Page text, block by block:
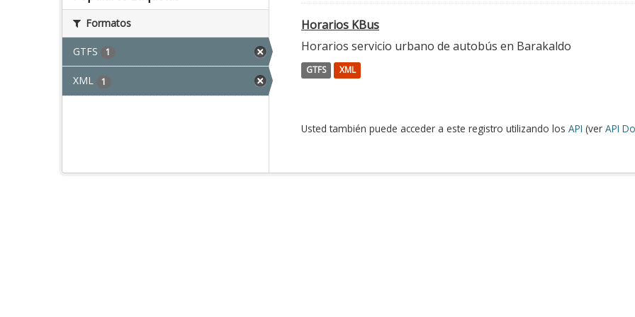
Formatos
GTFS 1
XML 1
Horarios KBus
Horarios servicio urbano de autobús en Barakaldo
GTFS XML
Usted también puede acceder a este registro utilizando los API (ver API